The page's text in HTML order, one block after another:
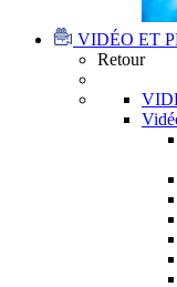
VIDÉO ET
Retour